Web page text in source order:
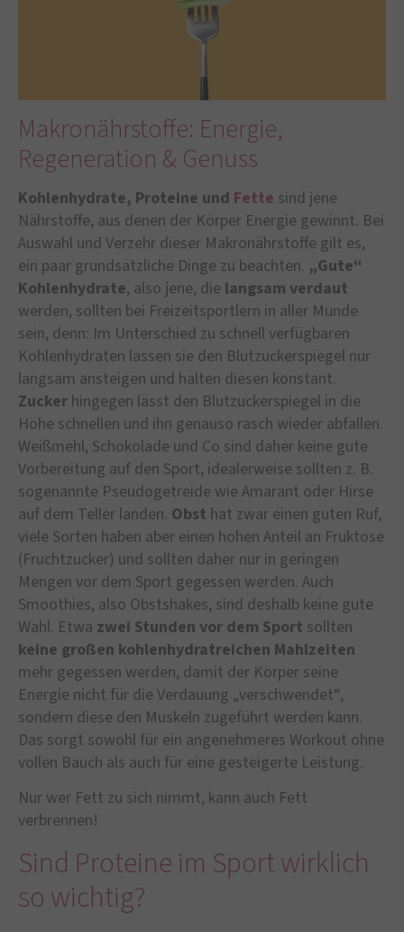
Makronährstoffe: Energie,
Regeneration & Genuss
Kohlenhydrate, Proteine und Fette sind jene
Nährstoffe, aus denen der Körper Energie gewinnt. Bei
Auswahl und Verzehr dieser Makronährstoffe gilt es,
ein paar grundsätzliche Dinge zu beachten. „Gute“
Kohlenhydrate, also jene, die langsam verdaut
werden, sollten bei Freizeitsportlern in aller Munde
sein, denn: Im Unterschied zu schnell verfügbaren
Kohlenhydraten lassen sie den Blutzuckerspiegel nur
langsam ansteigen und halten diesen konstant.
Zucker hingegen lässt den Blutzuckerspiegel in die
Höhe schnellen und ihn genauso rasch wieder abfallen.
Weißmehl, Schokolade und Co sind daher keine gute
Vorbereitung auf den Sport, idealerweise sollten z. B.
sogenannte Pseudogetreide wie Amarant oder Hirse
auf dem Teller landen. Obst hat zwar einen guten Ruf,
viele Sorten haben aber einen hohen Anteil an Fruktose
(Fruchtzucker) und sollten daher nur in geringen
Mengen vor dem Sport gegessen werden. Auch
Smoothies, also Obstshakes, sind deshalb keine gute
Wahl. Etwa zwei Stunden vor dem Sport sollten
keine großen kohlenhydratreichen Mahlzeiten
mehr gegessen werden, damit der Körper seine
Energie nicht für die Verdauung „verschwendet“,
sondern diese den Muskeln zugeführt werden kann.
Das sorgt sowohl für ein angenehmeres Workout ohne
vollen Bauch als auch für eine gesteigerte Leistung.
Nur wer Fett zu sich nimmt, kann auch Fett
verbrennen!
Sind Proteine im Sport wirklich
so wichtig?